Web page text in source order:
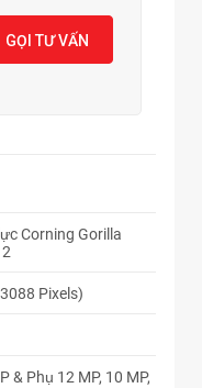
GỌI TƯ VẤN
Corning Gorilla
Pixels)
& Phụ 12 MP, 10 MP,